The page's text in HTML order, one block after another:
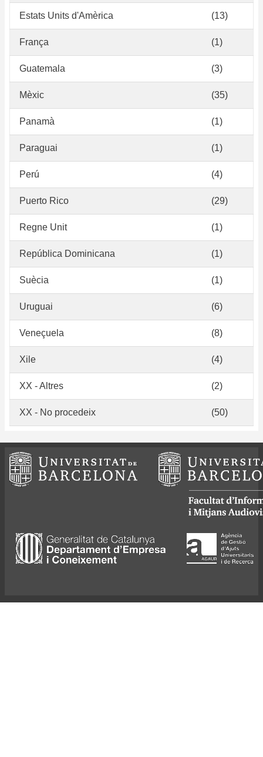
Estats Units d'Amèrica (13)
França (1)
Guatemala (3)
Mèxic (35)
Panamà (1)
Paraguai (1)
Perú (4)
Puerto Rico (29)
Regne Unit (1)
República Dominicana (1)
Suècia (1)
Uruguai (6)
Veneçuela (8)
Xile (4)
XX - Altres (2)
XX - No procedeix (50)